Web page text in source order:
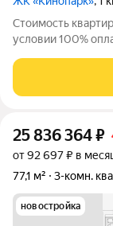
Стоимость
условии 100%
Очередь 1, Корпус 1
25 836 364₽
от 92 697 ₽ в
77,1 м²
3-комн.
новостройка